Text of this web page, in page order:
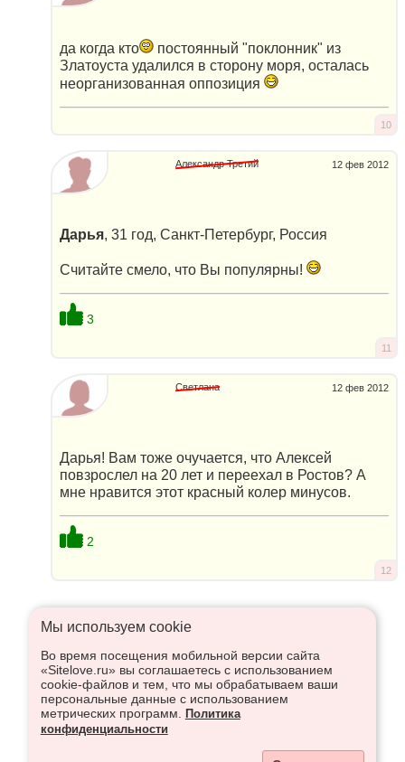
да когда кто
постоянный "поклонник" из
Златоуста удалился в сторону моря, осталась
неорганизованная оппозиция
10
12 фев 2012
Александр Третий
Дарья, 31 год, Санкт-Петербург, Россия
Считайте смело, что Вы популярны!
3
11
12 фев 2012
Светлана
Дарья! Вам тоже очучается, что Алексей
повзрослел на 20 лет и переехал в Ростов? А
мне нравится этот красный колер минусов.
2
12
Что высказаться в Рупор, необходимо войти или
зарегистрироваться:
Регистрация
Мы используем сookie
Во время посещения мобильной версии сайта
«Sitelove.ru» вы соглашаетесь с использованием
cookie-файлов и тем, что мы обрабатываем ваши
персональные данные с использованием
метрических программ.
Политика
конфиденциальности